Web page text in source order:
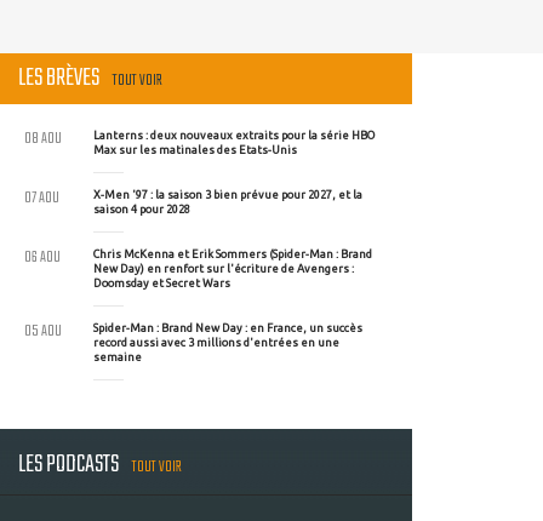
LES BRÈVES TOUT VOIR
Lanterns : deux nouveaux extraits pour la série HBO
Max sur les matinales des Etats-Unis
08 AOU
X-Men '97 : la saison 3 bien prévue pour 2027, et la
saison 4 pour 2028
07 AOU
Chris McKenna et Erik Sommers (Spider-Man : Brand
New Day) en renfort sur l'écriture de Avengers :
Doomsday et Secret Wars
06 AOU
Spider-Man : Brand New Day : en France, un succès
record aussi avec 3 millions d'entrées en une
semaine
05 AOU
LES PODCASTS TOUT VOIR